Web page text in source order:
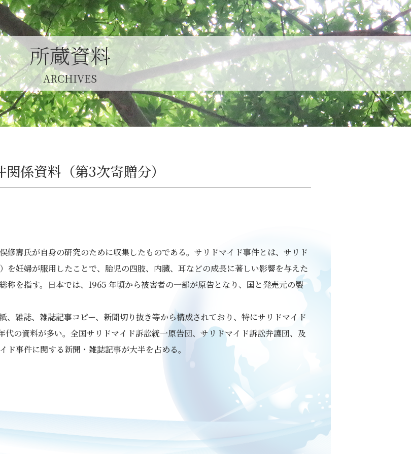
所蔵資料
ARCHIVES
係資料（第3次寄贈分）
壽氏が自身の研究のために収集したものである。サリドマイド事件とは、サリド
を妊婦が服用したことで、胎児の四肢、内臓、耳などの成長に著しい影響を与えた
称を指す。日本では、1965 年頃から被害者の一部が原告となり、国と発売元の製
、雑誌、雑誌記事コピー、新聞切り抜き等から構成されており、特にサリドマイド
の資料が多い。全国サリドマイド訴訟統一原告団、サリドマイド訴訟弁護団、及
事件に関する新聞・雑誌記事が大半を占める。